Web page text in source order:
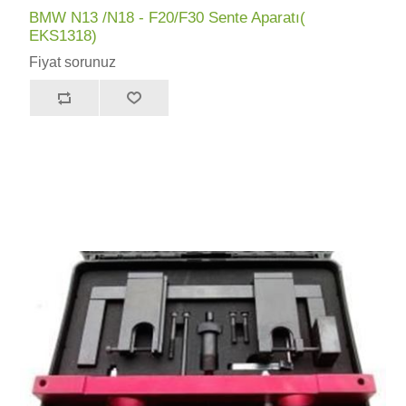
BMW N13 /N18 - F20/F30 Sente Aparatı(
EKS1318)
Fiyat sorunuz